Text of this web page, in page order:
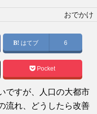
おでかけ
はてブ 6
Pocket
ですが、人口の大都市
流れ、どうしたら改善